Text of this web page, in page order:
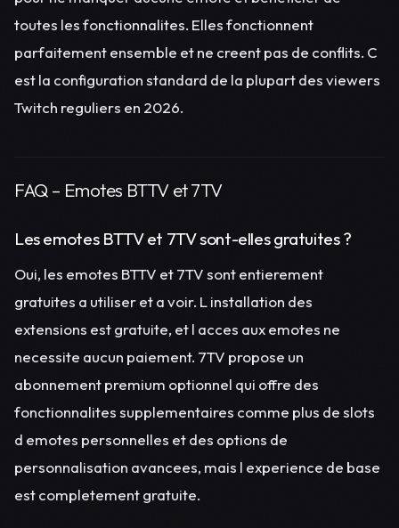
toutes les fonctionnalites. Elles fonctionnent
parfaitement ensemble et ne creent pas de conflits. C
est la configuration standard de la plupart des viewers
Twitch reguliers en 2026.
FAQ – Emotes BTTV et 7TV
Les emotes BTTV et 7TV sont-elles gratuites ?
Oui, les emotes BTTV et 7TV sont entierement
gratuites a utiliser et a voir. L installation des
extensions est gratuite, et l acces aux emotes ne
necessite aucun paiement. 7TV propose un
abonnement premium optionnel qui offre des
fonctionnalites supplementaires comme plus de slots
d emotes personnelles et des options de
personnalisation avancees, mais l experience de base
est completement gratuite.